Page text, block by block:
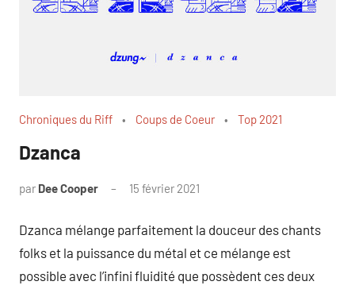
Chroniques du Riff Coups de Coeur Top 2021
Dzanca
par Dee Cooper 15 février 2021
Dzanca mélange parfaitement la douceur des chants
folks et la puissance du métal et ce mélange est
possible avec l’infini fluidité que possèdent ces deux